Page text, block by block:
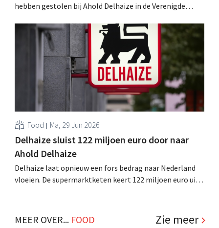
hebben gestolen bij Ahold Delhaize in de Verenigde
chantage wordt nu openbaar. .
Food Ma, 29 Jun 2026
Delhaize sluist 122 miljoen euro door naar
Ahold Delhaize
Delhaize laat opnieuw een fors bedrag naar Nederland
vloeien. De supermarktketen keert 122 miljoen euro uit
MEER OVER... FOOD Zie meer